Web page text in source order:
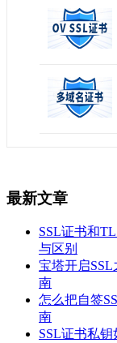
最新文章
SSL证书和
与区别
宝塔开启
南
怎么把自签
南
SSL证书私